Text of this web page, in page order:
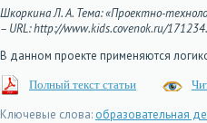
Шкоркина Л. А. Тема: «Проектно-
– URL: http://www.kids.covenok.ru/
В данном проекте применяются
Полный текст статьи
Ключевые слова: образовательная